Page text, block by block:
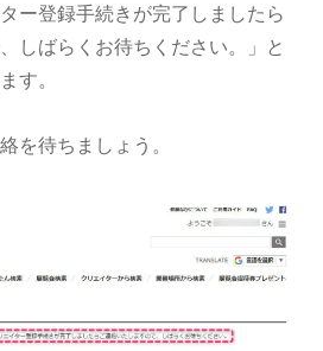
ー登録手続きが完了しましたら
しばらくお待ちください。」と
す。
を待ちましょう。